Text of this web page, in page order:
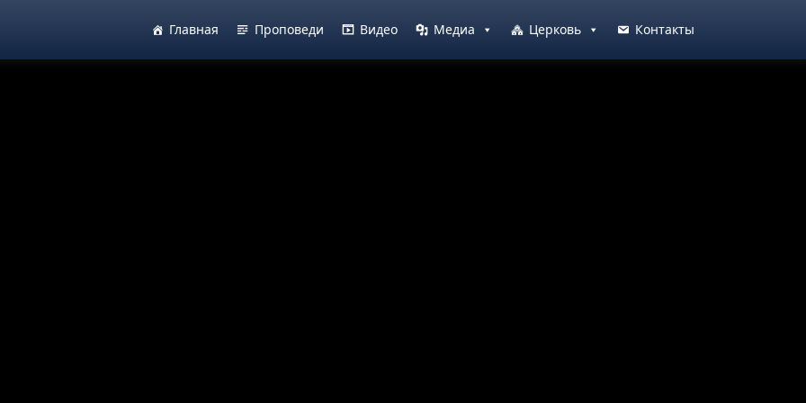
Главная Проповеди Видео Медиа Церковь Контакты